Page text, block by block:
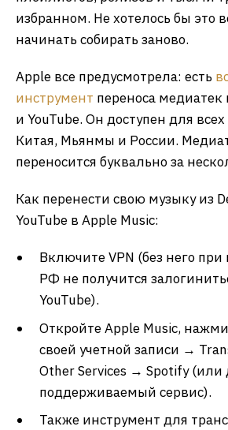
избранном. Не хотелось бы это
начинать собирать заново.
Apple все предусмотрела: есть
инструмент переноса медиатек
и YouTube. Он доступен для
Китая, Мьянмы и России.
переносится буквально за
Как перенести свою музыку из
YouTube в Apple Music:
Включите VPN (без него
РФ не получится
YouTube).
Откройте Apple Music,
своей учетной записи →
Other Services → Spotify (или
поддерживаемый сервис).
Также инструмент для